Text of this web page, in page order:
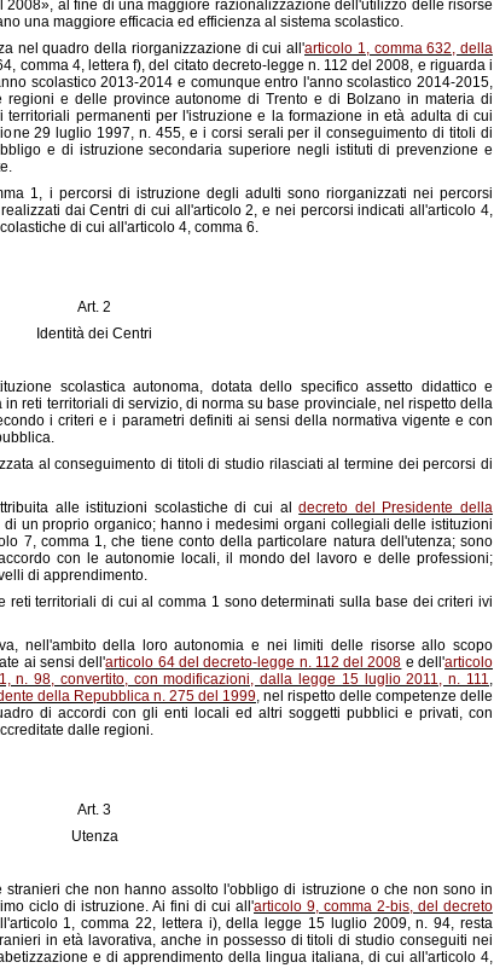
al fine di una maggiore razionalizzazione dell'utilizzo delle risorse
una maggiore efficacia ed efficienza al sistema scolastico.
nel quadro della riorganizzazione di cui all'articolo 1, comma 632, della
comma 4, lettera f), del citato decreto-legge n. 112 del 2008, e riguarda i
scolastico 2013-2014 e comunque entro l'anno scolastico 2014-2015,
e delle province autonome di Trento e di Bolzano in materia di
territoriali permanenti per l'istruzione e la formazione in età adulta di cui
29 luglio 1997, n. 455, e i corsi serali per il conseguimento di titoli di
e di istruzione secondaria superiore negli istituti di prevenzione e
1, i percorsi di istruzione degli adulti sono riorganizzati nei percorsi
dai Centri di cui all'articolo 2, e nei percorsi indicati all'articolo 4,
di cui all'articolo 4, comma 6.
Art. 2
Identità dei Centri
scolastica autonoma, dotata dello specifico assetto didattico e
reti territoriali di servizio, di norma su base provinciale, nel rispetto della
i criteri e i parametri definiti ai sensi della normativa vigente e con
al conseguimento di titoli di studio rilasciati al termine dei percorsi di
alle istituzioni scolastiche di cui aldecreto del Presidente della
di un proprio organico; hanno i medesimi organi collegiali delle istituzioni
7, comma 1, che tiene conto della particolare natura dell'utenza; sono
con le autonomie locali, il mondo del lavoro e delle professioni;
di apprendimento.
territoriali di cui al comma 1 sono determinati sulla base dei criteri ivi
nell'ambito della loro autonomia e nei limiti delle risorse allo scopo
ai sensi dell'articolo 64 del decreto-legge n. 112 del 2008 e dell'articolo
n. 98, convertito, con modificazioni, dalla legge 15 luglio 2011, n. 111
della Repubblica n. 275 del 1999 , nel rispetto delle competenze delle
di accordi con gli enti locali ed altri soggetti pubblici e privati, con
dalle regioni.
Art. 3
Utenza
che non hanno assolto l'obbligo di istruzione o che non sono in
ciclo di istruzione. Ai fini di cui all'articolo 9, comma 2-bis, del decreto
1, comma 22, lettera i), della legge 15 luglio 2009, n. 94, resta
in età lavorativa, anche in possesso di titoli di studio conseguiti nei
e di apprendimento della lingua italiana, di cui all'articolo 4,